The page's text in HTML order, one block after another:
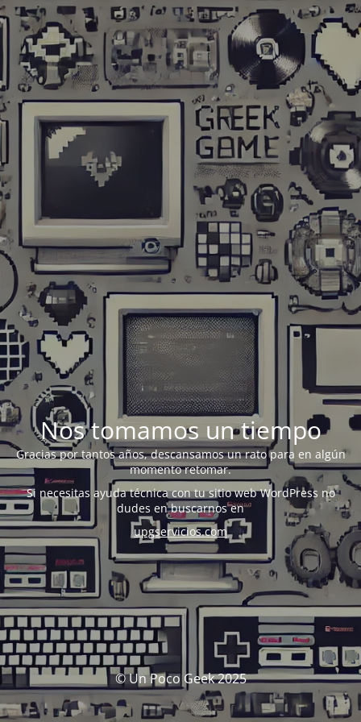
Nos tomamos un tiempo
Gracias por tantos años, descansamos un rato para en algún
momento retomar.
Si necesitas ayuda técnica con tu sitio web WordPress no
dudes en buscarnos en
upgservicios.com
© Un Poco Geek 2025